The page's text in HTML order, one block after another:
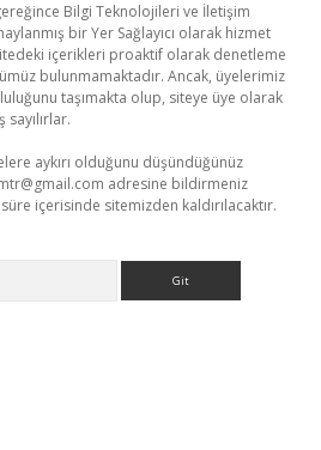
Bilgi Teknolojileri ve İletişim
bir Yer Sağlayıcı olarak hizmet
içerikleri proaktif olarak denetleme
bulunmamaktadır. Ancak, üyelerimiz
taşımakta olup, siteye üye olarak
aykırı olduğunu düşündüğünüz
adresine bildirmeniz
içerisinde sitemizden kaldırılacaktır.